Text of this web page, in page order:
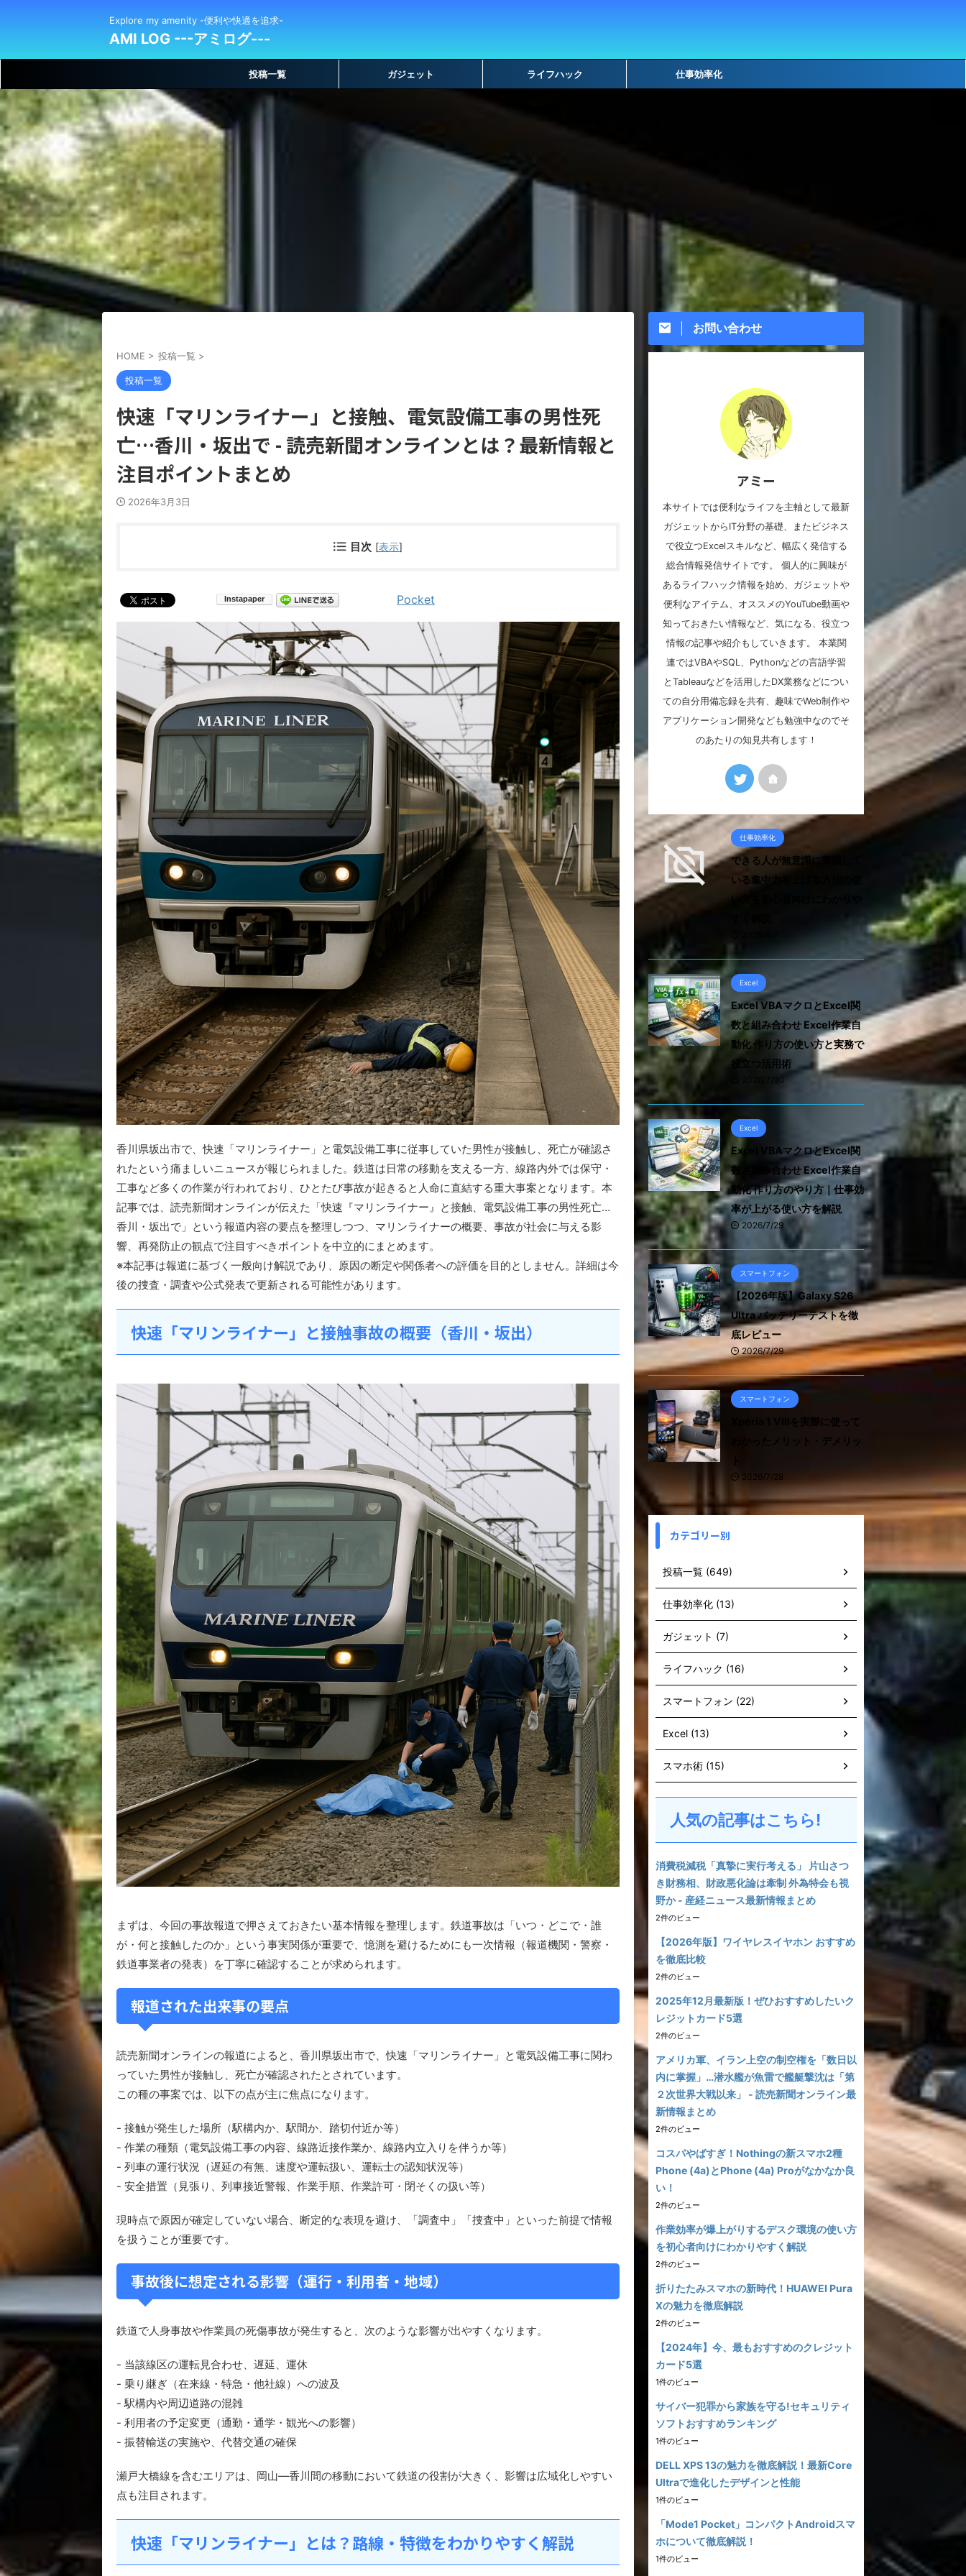
Explore my amenity -便利や快適を追求-
AMI LOG ---アミログ---
投稿一覧 ガジェット ライフハック 仕事効率化
HOME > 投稿一覧 >
投稿一覧
快速「マリンライナー」と接触、電気設備工事の男性死
亡…香川・坂出で - 読売新聞オンラインとは？最新情報と
注目ポイントまとめ
2026年3月3日
目次 [表示]
Pocket
香川県坂出市で、快速「マリンライナー」と電気設備工事に従事していた男性が接触し、死亡が確認さ
れたという痛ましいニュースが報じられました。鉄道は日常の移動を支える一方、線路内外では保守・
工事など多くの作業が行われており、ひとたび事故が起きると人命に直結する重大事案となります。本
記事では、読売新聞オンラインが伝えた「快速『マリンライナー』と接触、電気設備工事の男性死亡…
香川・坂出で」という報道内容の要点を整理しつつ、マリンライナーの概要、事故が社会に与える影
響、再発防止の観点で注目すべきポイントを中立的にまとめます。
※本記事は報道に基づく一般向け解説であり、原因の断定や関係者への評価を目的としません。詳細は今
後の捜査・調査や公式発表で更新される可能性があります。
快速「マリンライナー」と接触事故の概要（香川・坂出）
まずは、今回の事故報道で押さえておきたい基本情報を整理します。鉄道事故は「いつ・どこで・誰
が・何と接触したのか」という事実関係が重要で、憶測を避けるためにも一次情報（報道機関・警察・
鉄道事業者の発表）を丁寧に確認することが求められます。
報道された出来事の要点
読売新聞オンラインの報道によると、香川県坂出市で、快速「マリンライナー」と電気設備工事に関わ
っていた男性が接触し、死亡が確認されたとされています。
この種の事案では、以下の点が主に焦点になります。
- 接触が発生した場所（駅構内か、駅間か、踏切付近か等）
- 作業の種類（電気設備工事の内容、線路近接作業か、線路内立入りを伴うか等）
- 列車の運行状況（遅延の有無、速度や運転扱い、運転士の認知状況等）
- 安全措置（見張り、列車接近警報、作業手順、作業許可・閉そくの扱い等）
現時点で原因が確定していない場合、断定的な表現を避け、「調査中」「捜査中」といった前提で情報
を扱うことが重要です。
事故後に想定される影響（運行・利用者・地域）
鉄道で人身事故や作業員の死傷事故が発生すると、次のような影響が出やすくなります。
- 当該線区の運転見合わせ、遅延、運休
- 乗り継ぎ（在来線・特急・他社線）への波及
- 駅構内や周辺道路の混雑
- 利用者の予定変更（通勤・通学・観光への影響）
- 振替輸送の実施や、代替交通の確保
瀬戸大橋線を含むエリアは、岡山—香川間の移動において鉄道の役割が大きく、影響は広域化しやすい
点も注目されます。
快速「マリンライナー」とは？路線・特徴をわかりやすく解説
お問い合わせ
アミー
本サイトでは便利なライフを主軸として最新
ガジェットからIT分野の基礎、またビジネス
で役立つExcelスキルなど、幅広く発信する
総合情報発信サイトです。 個人的に興味が
あるライフハック情報を始め、ガジェットや
便利なアイテム、オススメのYouTube動画や
知っておきたい情報など、気になる、役立つ
情報の記事や紹介もしていきます。 本業関
連ではVBAやSQL、Pythonなどの言語学習
とTableauなどを活用したDX業務などについ
ての自分用備忘録を共有、趣味でWeb制作や
アプリケーション開発なども勉強中なのでそ
のあたりの知見共有します！
仕事効率化
できる人が無意識に実践して
いる集中力を上げる方法の使
い方を初心者向けにわかりや
Excel
Excel VBAマクロとExcel関
数と組み合わせ Excel作業自
動化 作り方の使い方と実務で
役立つ活用術
2026/7/30
Excel
Excel VBAマクロとExcel関
数と組み合わせ Excel作業自
動化 作り方のやり方｜仕事効
率が上がる使い方を解説
2026/7/29
スマートフォン
【2026年版】Galaxy S26
Ultra バッテリーテストを徹
底レビュー
2026/7/29
スマートフォン
Xperia 1 VIIIを実際に使って
わかったメリット・デメリッ
2026/7/28
カテゴリー別
投稿一覧 (649)
仕事効率化 (13)
ガジェット (7)
ライフハック (16)
スマートフォン (22)
Excel (13)
スマホ術 (15)
人気の記事はこちら!
消費税減税「真摯に実行考える」 片山さつ
き財務相、財政悪化論は牽制 外為特会も視
野か - 産経ニュース最新情報まとめ
2件のビュー
【2026年版】ワイヤレスイヤホン おすすめ
を徹底比較
2件のビュー
2025年12月最新版！ぜひおすすめしたいク
レジットカード5選
2件のビュー
アメリカ軍、イラン上空の制空権を「数日以
内に掌握」…潜水艦が魚雷で艦艇撃沈は「第
２次世界大戦以来」 - 読売新聞オンライン最
新情報まとめ
2件のビュー
コスパやばすぎ！Nothingの新スマホ2種
Phone (4a)とPhone (4a) Proがなかなか良
い！
2件のビュー
作業効率が爆上がりするデスク環境の使い方
を初心者向けにわかりやすく解説
2件のビュー
折りたたみスマホの新時代！HUAWEI Pura
Xの魅力を徹底解説
2件のビュー
【2024年】今、最もおすすめのクレジット
カード5選
1件のビュー
サイバー犯罪から家族を守る!セキュリティ
ソフトおすすめランキング
1件のビュー
DELL XPS 13の魅力を徹底解説！最新Core
Ultraで進化したデザインと性能
1件のビュー
「Mode1 Pocket」コンパクトAndroidスマ
ホについて徹底解説！
1件のビュー